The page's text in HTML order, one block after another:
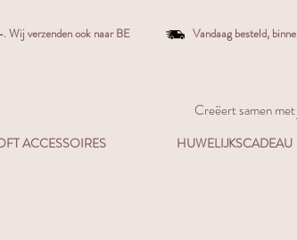
. Wij verzenden ook naar BE Vandaag besteld,
Creëert samen
ACCESSOIRES HUWELIJKSCADEAU